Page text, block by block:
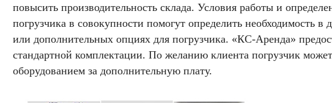
повысить производительность склада. Условия работы и
погрузчика в совокупности помогут определить необходимость
или дополнительных опциях для погрузчика. «КС-Аренда»
стандартной комплектации. По желанию клиента погрузчик
оборудованием за дополнительную плату.